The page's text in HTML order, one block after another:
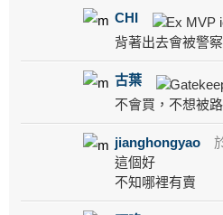
CHI
背著出去會被警
古葉
不會買，不想被
jianghongyao
這個好
不知哪裡有賣